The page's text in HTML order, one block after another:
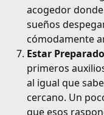
acogedor
sueños
cómodamente
Estar
primeros
al igual que
cercano. Un
que esos